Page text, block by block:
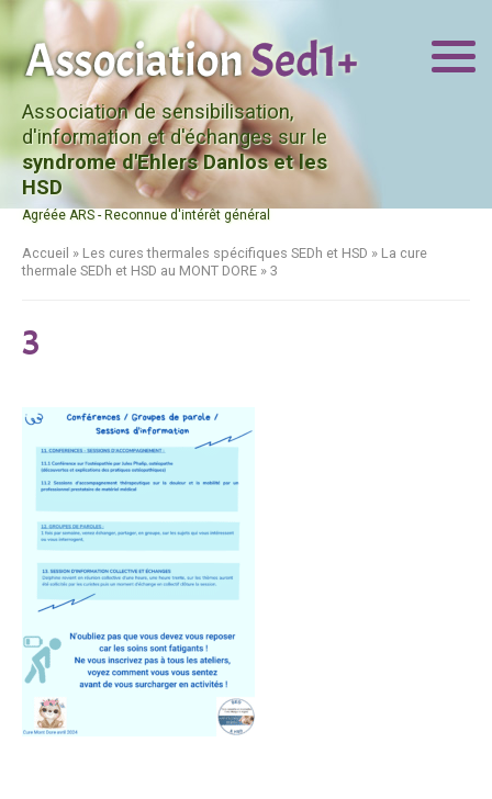
Association de sensibilisation,
d'information et d'échanges sur le
syndrome d'Ehlers Danlos et les
HSD
Agréée ARS - Reconnue d'intérêt général
Accueil » Les cures thermales spécifiques SEDh et HSD » La cure
thermale SEDh et HSD au MONT DORE » 3
3